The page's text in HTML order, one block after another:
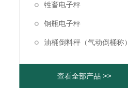
牲畜电子秤
钢瓶电子秤
油桶倒料秤（气动倒桶称）
查看全部产品 >>